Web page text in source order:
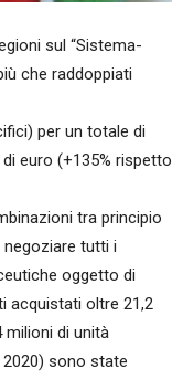
sul “Sistema-
che raddoppiati
per un totale di
euro (+135% rispetto
tra principio
tutti i
oggetto di
acquistati oltre 21,2
di unità
2020) sono state